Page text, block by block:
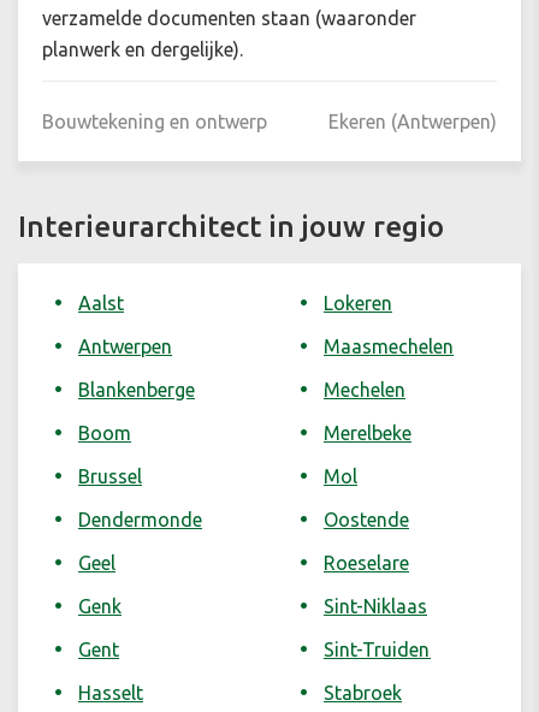
verzamelde documenten staan (waaronder
planwerk en dergelijke).
Bouwtekening en ontwerp Ekeren (Antwerpen)
Interieurarchitect in jouw regio
Aalst
Antwerpen
Blankenberge
Boom
Brussel
Dendermonde
Geel
Genk
Gent
Hasselt
Lokeren
Maasmechelen
Mechelen
Merelbeke
Mol
Oostende
Roeselare
Sint-Niklaas
Sint-Truiden
Stabroek